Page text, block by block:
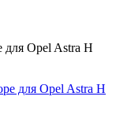
Opel Astra H